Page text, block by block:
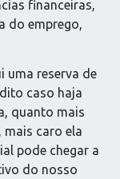
financeiras,
do emprego,
uma reserva de
caso haja
quanto mais
caro ela
pode chegar a
do nosso